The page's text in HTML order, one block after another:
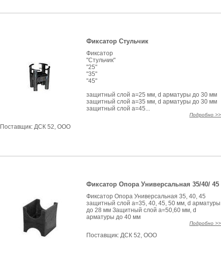
Фиксатор Стульчик
Фиксатор
"Стульчик"
"25"
"35"
"45"
защитный слой а=25 мм, d арматуры до 30 мм
защитный слой а=35 мм, d арматуры до 30 мм
защитный слой а=45...
Подробно >>
Поставщик: ДСК 52, ООО
Фиксатор Опора Универсальная 35/40/ 45
Фиксатор Опора Универсальная 35, 40, 45
защитный слой а=35, 40, 45, 50 мм, d арматуры
до 28 мм Защитный слой а=50,60 мм, d
арматуры до 40 мм
Подробно >>
Поставщик: ДСК 52, ООО